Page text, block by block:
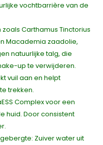
vochtbarrière van de
Carthamus Tinctorius
Macademia zaadolie,
natuurlijke talg, die
up te verwijderen.
vuil aan en helpt
trekken.
Complex voor een
huid. Door consistent
Zuiver water uit